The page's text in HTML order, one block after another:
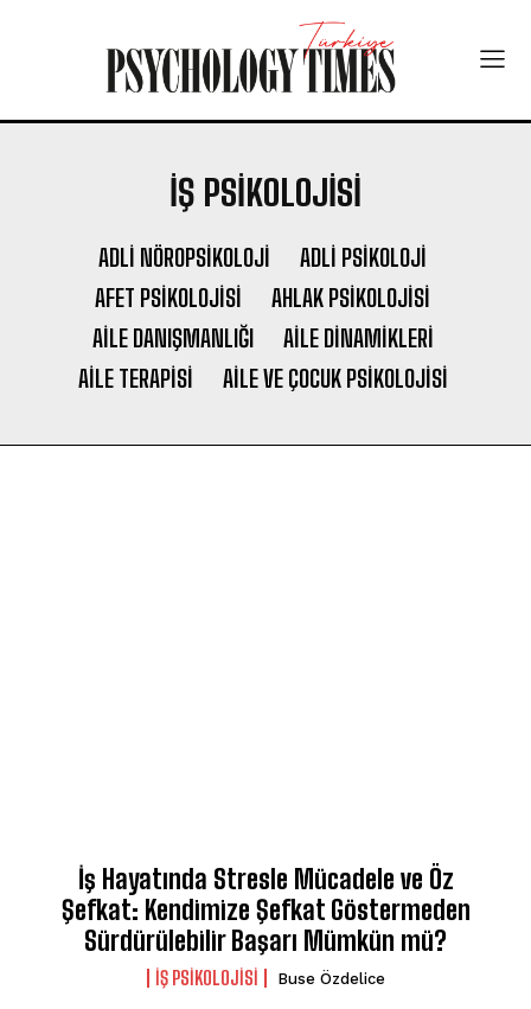
İŞ PSIKOLOJISI
ADLI NÖROPSIKOLOJI
ADLI PSIKOLOJI
AFET PSIKOLOJISI
AHLAK PSIKOLOJISI
AILE DANIŞMANLIĞI
AILE DINAMIKLERI
AILE TERAPISI
AILE VE ÇOCUK PSIKOLOJISI
İş Hayatında Stresle Mücadele ve Öz
Şefkat: Kendimize Şefkat Göstermeden
Sürdürülebilir Başarı Mümkün mü?
İŞ PSIKOLOJISI Buse Özdelice